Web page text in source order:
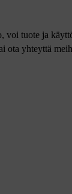
voi tuote ja
ota yhteyttä